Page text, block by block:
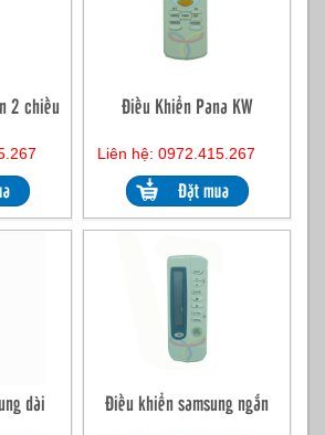
2 chiều Điều Khiển Pana KW
Liên hệ: 0972.415.267
dài Điều khiển samsung ngắn